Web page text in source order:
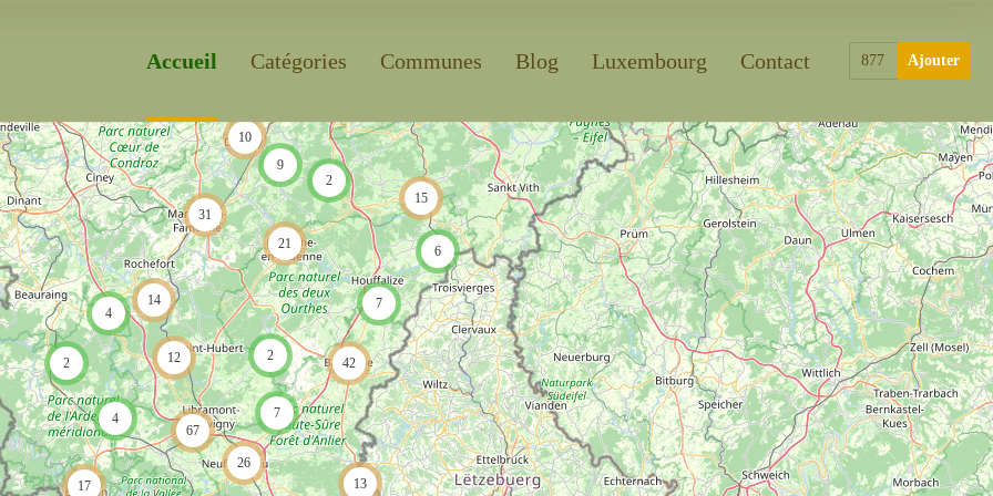
Accueil Catégories Communes Blog Luxembourg Contact 877 Ajouter
21
7
6
2
15
17
2
4
4
12
67
9
10
14
31
2
13
7
42
26